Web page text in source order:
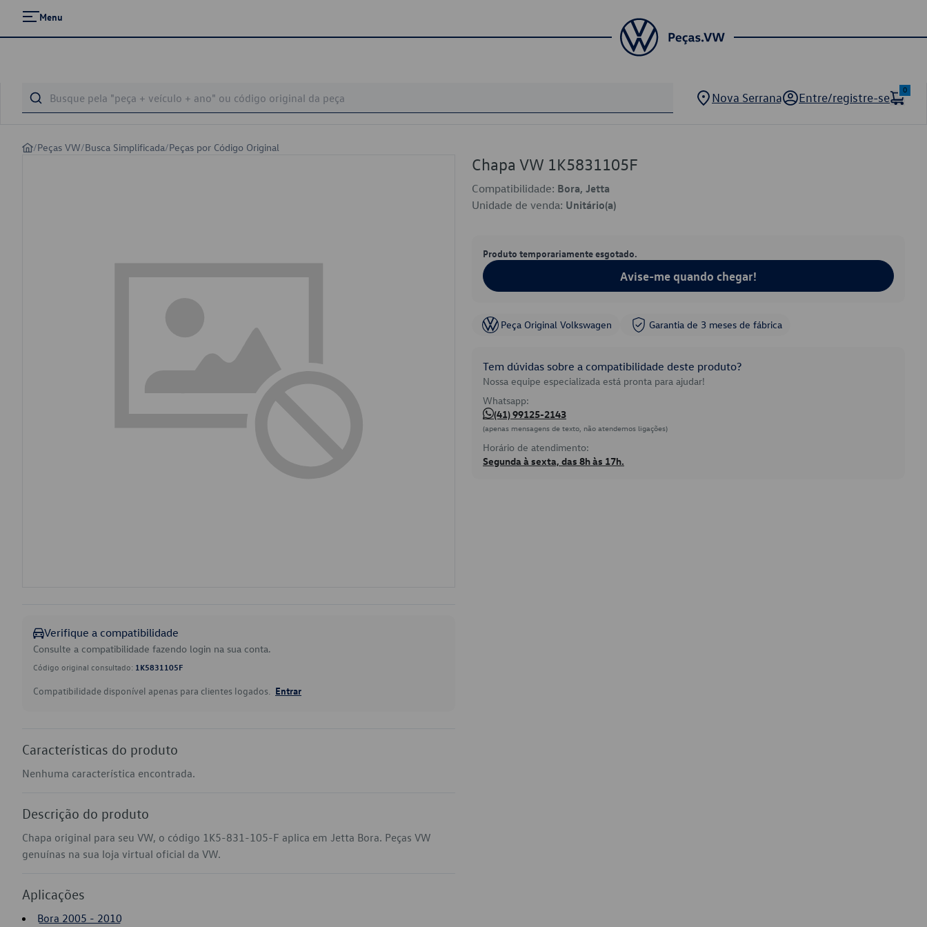
Menu
Nova Serrana Entre/registre-se
0
/Peças VW/Busca Simplificada/Peças por Código Original
Verifique a compatibilidade
Consulte a compatibilidade fazendo login na sua conta.
Código original consultado: 1K5831105F
Compatibilidade disponível apenas para clientes logados. Entrar
Características do produto
Nenhuma característica encontrada.
Descrição do produto
Chapa original para seu VW, o código 1K5-831-105-F aplica em Jetta Bora. Peças VW
genuínas na sua loja virtual oficial da VW.
Aplicações
Bora 2005 - 2010
Chapa VW 1K5831105F
Compatibilidade: Bora, Jetta
Unidade de venda: Unitário(a)
Produto temporariamente esgotado.
Avise-me quando chegar!
Peça Original Volkswagen Garantia de 3 meses de fábrica
Tem dúvidas sobre a compatibilidade deste produto?
Nossa equipe especializada está pronta para ajudar!
Whatsapp:
(41) 99125-2143
(apenas mensagens de texto, não atendemos ligações)
Horário de atendimento:
Segunda à sexta, das 8h às 17h.